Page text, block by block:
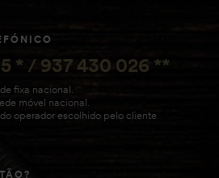
* / 937 430 026 **
fixa nacional.
móvel nacional.
operador escolhido pelo cliente